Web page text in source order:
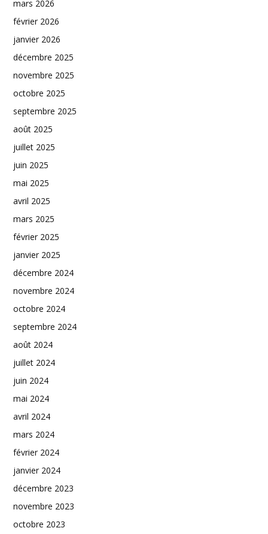
mars 2026
février 2026
janvier 2026
décembre 2025
novembre 2025
octobre 2025
septembre 2025
août 2025
juillet 2025
juin 2025
mai 2025
avril 2025
mars 2025
février 2025
janvier 2025
décembre 2024
novembre 2024
octobre 2024
septembre 2024
août 2024
juillet 2024
juin 2024
mai 2024
avril 2024
mars 2024
février 2024
janvier 2024
décembre 2023
novembre 2023
octobre 2023